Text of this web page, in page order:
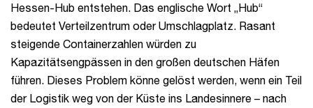
Hessen-Hub entstehen. Das englische Wort „Hub“
bedeutet Verteilzentrum oder Umschlagplatz. Rasant
steigende Containerzahlen würden zu
Kapazitätsengpässen in den großen deutschen Häfen
führen. Dieses Problem könne gelöst werden, wenn ein Teil
der Logistik weg von der Küste ins Landesinnere – nach